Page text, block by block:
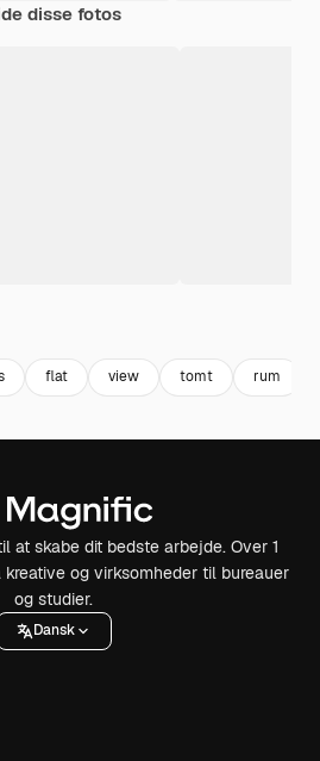
disse fotos
flat view tomt rum
at skabe dit bedste arbejde. Over 1
og virksomheder til bureauer
og studier.
Dansk